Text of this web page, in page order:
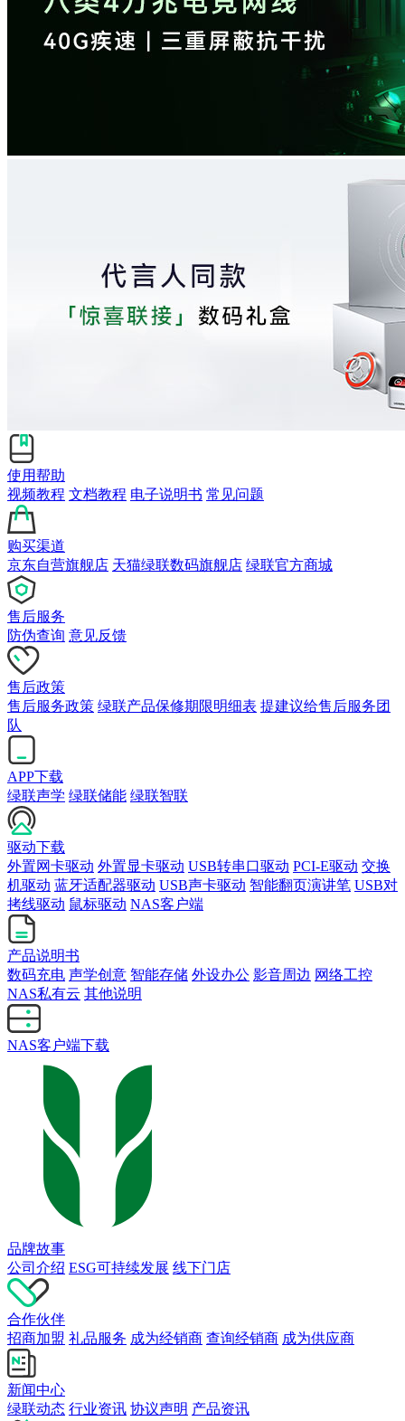
使用帮助
视频教程 文档教程 电子说明书 常见问题
购买渠道
京东自营旗舰店 天猫绿联数码旗舰店 绿联官方商城
售后服务
防伪查询 意见反馈
售后政策
售后服务政策 绿联产品保修期限明细表 提建议给售后服务团
队
APP下载
绿联声学 绿联储能 绿联智联
驱动下载
外置网卡驱动 外置显卡驱动 USB转串口驱动 PCI-E驱动 交换
机驱动 蓝牙适配器驱动 USB声卡驱动 智能翻页演讲笔 USB对
拷线驱动 鼠标驱动 NAS客户端
产品说明书
数码充电 声学创意 智能存储 外设办公 影音周边 网络工控
NAS私有云 其他说明
NAS客户端下载
品牌故事
公司介绍 ESG可持续发展 线下门店
合作伙伴
招商加盟 礼品服务 成为经销商 查询经销商 成为供应商
新闻中心
绿联动态 行业资讯 协议声明 产品资讯